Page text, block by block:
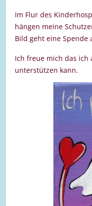
Im Flur des
hängen meine
Bild geht eine Spende
Ich freue mich das ich
unterstützen kann.